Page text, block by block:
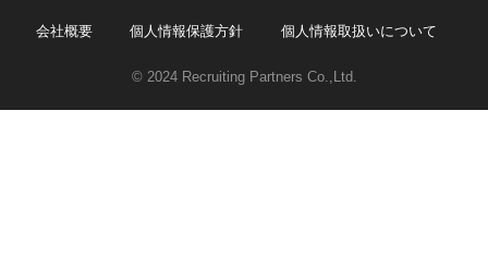
会社概要 個人情報保護方針 個人情報取扱いについて
© 2024 Recruiting Partners Co.,Ltd.